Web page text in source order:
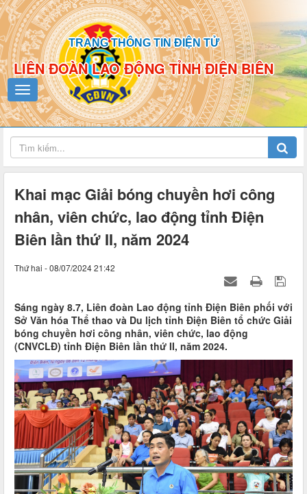
TRANG THÔNG TIN ĐIỆN TỬ
LIÊN ĐOÀN LAO ĐỘNG TỈNH ĐIỆN BIÊN
Khai mạc Giải bóng chuyền hơi công
nhân, viên chức, lao động tỉnh Điện
Biên lần thứ II, năm 2024
Thứ hai - 08/07/2024 21:42
Sáng ngày 8.7, Liên đoàn Lao động tỉnh Điện Biên phối với
Sở Văn hóa Thể thao và Du lịch tỉnh Điện Biên tổ chức Giải
bóng chuyền hơi công nhân, viên chức, lao động
(CNVCLĐ) tỉnh Điện Biên lần thứ II, năm 2024.